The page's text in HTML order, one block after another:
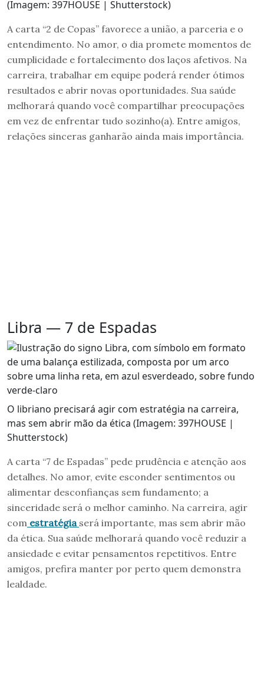
(Imagem: 397HOUSE | Shutterstock)
A carta “2 de Copas” favorece a união, a parceria e o
entendimento. No amor, o dia promete momentos de
cumplicidade e fortalecimento dos laços afetivos. Na
carreira, trabalhar em equipe poderá render ótimos
resultados e abrir novas oportunidades. Sua saúde
melhorará quando você compartilhar preocupações
em vez de enfrentar tudo sozinho(a). Entre amigos,
relações sinceras ganharão ainda mais importância.
Libra — 7 de Espadas
O libriano precisará agir com estratégia na carreira,
mas sem abrir mão da ética (Imagem: 397HOUSE |
Shutterstock)
A carta “7 de Espadas” pede prudência e atenção aos
detalhes. No amor, evite esconder sentimentos ou
alimentar desconfianças sem fundamento; a
sinceridade será o melhor caminho. Na carreira, agir
com estratégia será importante, mas sem abrir mão
da ética. Sua saúde melhorará quando você reduzir a
ansiedade e evitar pensamentos repetitivos. Entre
amigos, prefira manter por perto quem demonstra
lealdade.